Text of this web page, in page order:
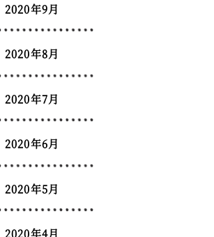
2020年9月
2020年8月
2020年7月
2020年6月
2020年5月
2020年4月